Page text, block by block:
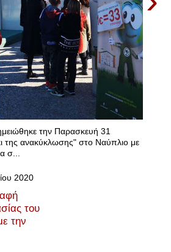
την Παρασκευή 31
της ανακύκλωσης" στο Ναύπλιο με
σ...
2020
του
την